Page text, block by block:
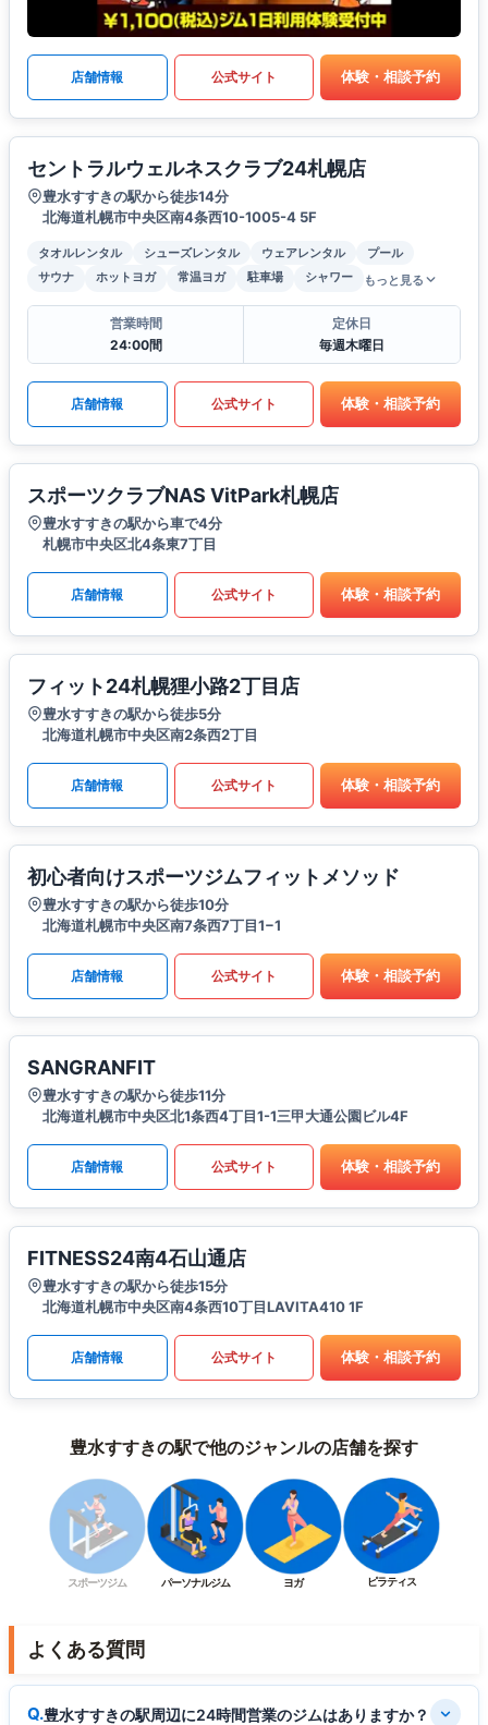
店舗情報 公式サイト 体験・相談予約
セントラルウェルネスクラブ24札幌店
豊水すすきの駅から徒歩14分
北海道札幌市中央区南4条西10-1005-4 5F
タオルレンタル シューズレンタル ウェアレンタル
プール
サウナ
ホットヨガ 常温ヨガ 駐車場 シャワー もっと見る
営業時間
24:00間
定休日
毎週木曜日
店舗情報 公式サイト 体験・相談予約
スポーツクラブNAS VitPark札幌店
豊水すすきの駅から車で4分
札幌市中央区北4条東7丁目
店舗情報 公式サイト 体験・相談予約
フィット24札幌狸小路2丁目店
豊水すすきの駅から徒歩5分
北海道札幌市中央区南2条西2丁目
店舗情報 公式サイト 体験・相談予約
初心者向けスポーツジムフィットメソッド
豊水すすきの駅から徒歩10分
北海道札幌市中央区南7条西7丁目1−1
店舗情報 公式サイト 体験・相談予約
SANGRANFIT
豊水すすきの駅から徒歩11分
北海道札幌市中央区北1条西4丁目1-1三甲大通公園ビル4F
店舗情報 公式サイト 体験・相談予約
FITNESS24南4石山通店
豊水すすきの駅から徒歩15分
北海道札幌市中央区南4条西10丁目LAVITA410 1F
店舗情報 公式サイト 体験・相談予約
豊水すすきの駅で他のジャンルの店舗を探す
スポーツジム パーソナルジム ヨガ ピラティス
よくある質問
豊水すすきの駅周辺に24時間営業のジムはありますか？